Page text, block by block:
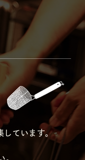
しています。
。